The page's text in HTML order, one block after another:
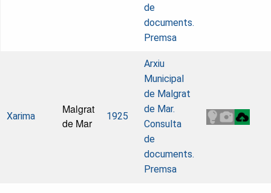
de
documents.
Premsa
Xarima
Malgrat
de Mar
1925
Arxiu
Municipal
de Malgrat
de Mar.
Consulta
de
documents.
Premsa